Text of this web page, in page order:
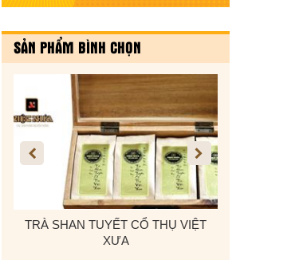
SẢN PHẨM BÌNH CHỌN
TRÀ SHAN TUYẾT CỔ THỤ VIỆT
XƯA